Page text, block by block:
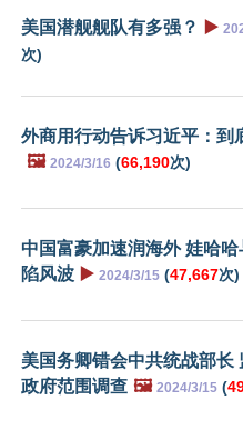
美国潜舰舰队有多强？ ▶️
次)
外商用行动告诉习近平：到
🖼️ 2024/3/16 (66,190次)
中国富豪加速润海外 娃哈
陷风波 ▶️ 2024/3/15 (47,667次)
美国务卿错会中共统战部长
政府范围调查 🖼️ 2024/3/15 (